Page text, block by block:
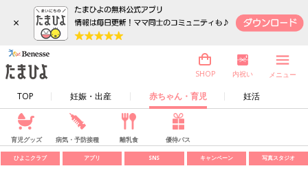
×
TOP 妊娠・出産 赤ちゃん・育児 妊活
SHOP 内祝い メニュー
育児グッズ 病気・予防接種 離乳食 優待パス
ひよこクラブ アプリ SNS キャンペーン 写真スタジオ